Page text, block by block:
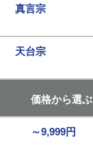
真言宗
天台宗
価格から選ぶ
～9,999円